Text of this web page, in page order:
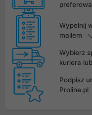
Wypełnij
mailem
Wybierz
kuriera
Podpisz
Proline.pl